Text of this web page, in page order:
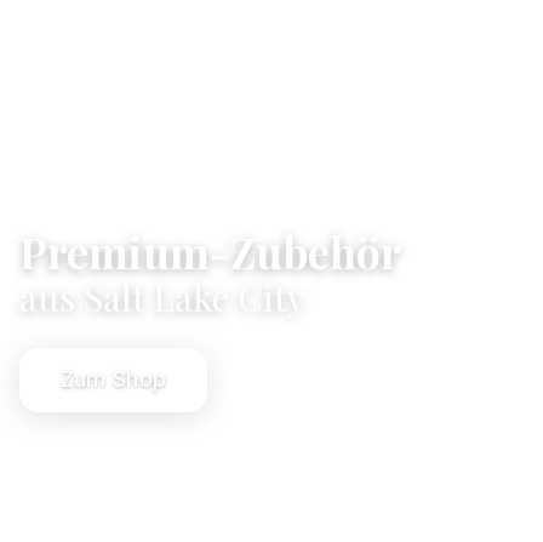
Premium-Zubehör
aus Salt Lake City
Zum Shop